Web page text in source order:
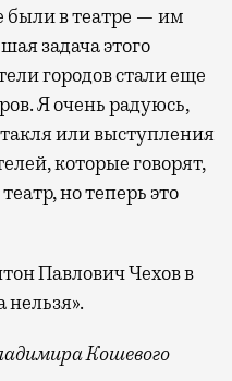
были в театре — им
задача этого
городов стали еще
Я очень радуюсь,
или выступления
которые говорят,
но теперь это
Павлович Чехов в
нельзя».
Кошевого